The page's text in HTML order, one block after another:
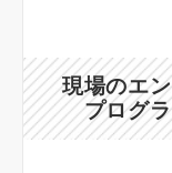
現場のエ
プログ